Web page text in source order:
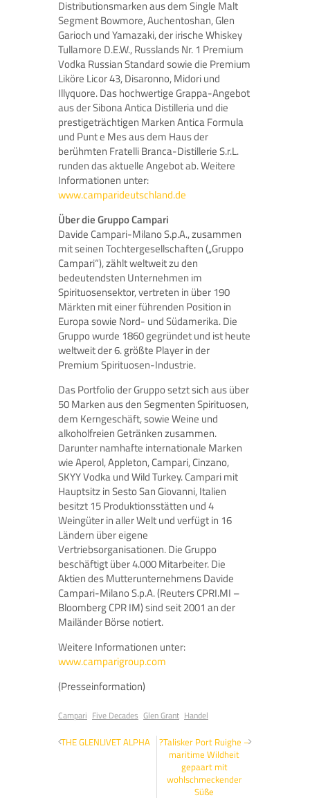
Distributionsmarken aus dem Single Malt
Segment Bowmore, Auchentoshan, Glen
Garioch und Yamazaki, der irische Whiskey
Tullamore D.E.W., Russlands Nr. 1 Premium
Vodka Russian Standard sowie die Premium
Liköre Licor 43, Disaronno, Midori und
Illyquore. Das hochwertige Grappa-Angebot
aus der Sibona Antica Distilleria und die
prestigeträchtigen Marken Antica Formula
und Punt e Mes aus dem Haus der
berühmten Fratelli Branca-Distillerie S.r.L.
runden das aktuelle Angebot ab. Weitere
Informationen unter:
www.camparideutschland.de
Über die Gruppo Campari
Davide Campari-Milano S.p.A., zusammen
mit seinen Tochtergesellschaften („Gruppo
Campari“), zählt weltweit zu den
bedeutendsten Unternehmen im
Spirituosensektor, vertreten in über 190
Märkten mit einer führenden Position in
Europa sowie Nord- und Südamerika. Die
Gruppo wurde 1860 gegründet und ist heute
weltweit der 6. größte Player in der
Premium Spirituosen-Industrie.
Das Portfolio der Gruppo setzt sich aus über
50 Marken aus den Segmenten Spirituosen,
dem Kerngeschäft, sowie Weine und
alkoholfreien Getränken zusammen.
Darunter namhafte internationale Marken
wie Aperol, Appleton, Campari, Cinzano,
SKYY Vodka und Wild Turkey. Campari mit
Hauptsitz in Sesto San Giovanni, Italien
besitzt 15 Produktionsstätten und 4
Weingüter in aller Welt und verfügt in 16
Ländern über eigene
Vertriebsorganisationen. Die Gruppo
beschäftigt über 4.000 Mitarbeiter. Die
Aktien des Mutterunternehmens Davide
Campari-Milano S.p.A. (Reuters CPRI.MI –
Bloomberg CPR IM) sind seit 2001 an der
Mailänder Börse notiert.
Weitere Informationen unter:
www.camparigroup.com
(Presseinformation)
Campari Five Decades Glen Grant Handel
THE GLENLIVET ALPHA
?Talisker Port Ruighe –
maritime Wildheit
gepaart mit
wohlschmeckender
Süße